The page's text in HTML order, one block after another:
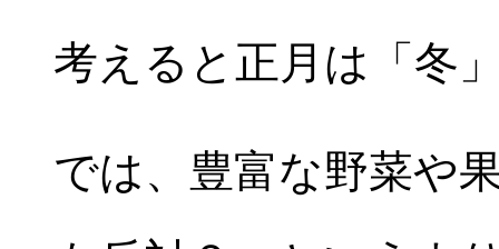
考えると正月は「冬
では、豊富な野菜や